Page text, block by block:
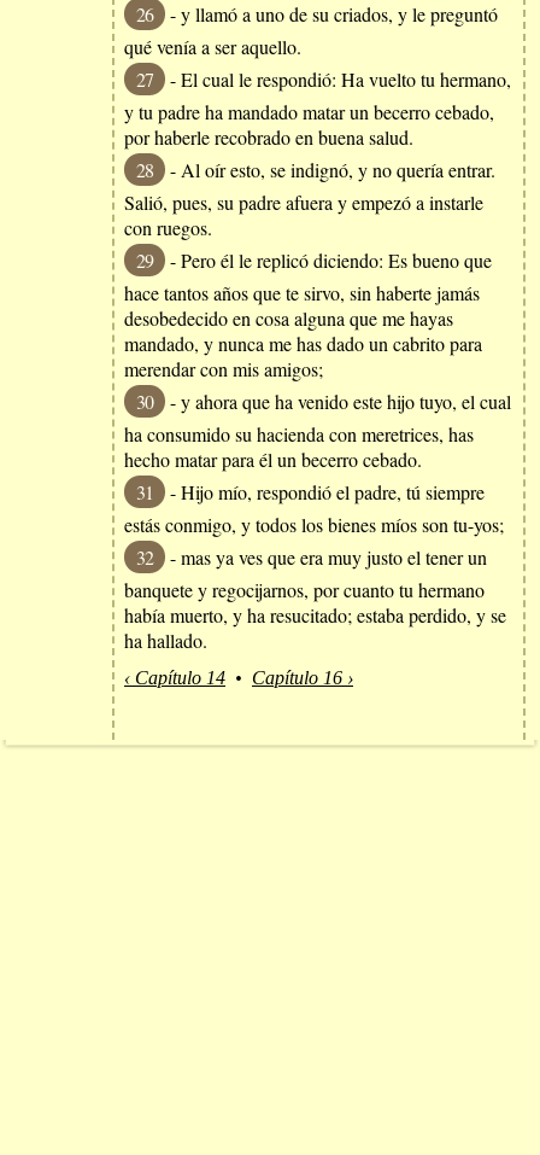
26
- y llamó a uno de su criados, y le preguntó
qué venía a ser aquello.
27
- El cual le respondió: Ha vuelto tu hermano,
y tu padre ha mandado matar un becerro cebado,
por haberle recobrado en buena salud.
28
- Al oír esto, se indignó, y no quería entrar.
Salió, pues, su padre afuera y empezó a instarle
con ruegos.
29
- Pero él le replicó diciendo: Es bueno que
hace tantos años que te sirvo, sin haberte jamás
desobedecido en cosa alguna que me hayas
mandado, y nunca me has dado un cabrito para
merendar con mis amigos;
30
- y ahora que ha venido este hijo tuyo, el cual
ha consumido su hacienda con meretrices, has
hecho matar para él un becerro cebado.
31
- Hijo mío, respondió el padre, tú siempre
estás conmigo, y todos los bienes míos son tu-yos;
32
- mas ya ves que era muy justo el tener un
banquete y regocijarnos, por cuanto tu hermano
había muerto, y ha resucitado; estaba perdido, y se
ha hallado.
‹ Capítulo 14 • Capítulo 16 ›